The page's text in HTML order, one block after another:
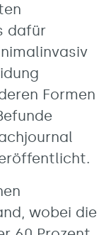
dafür
Formen
wobei die